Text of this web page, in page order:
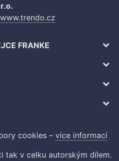
FRANKE
cookies – více informací
tak v celku autorským dílem.